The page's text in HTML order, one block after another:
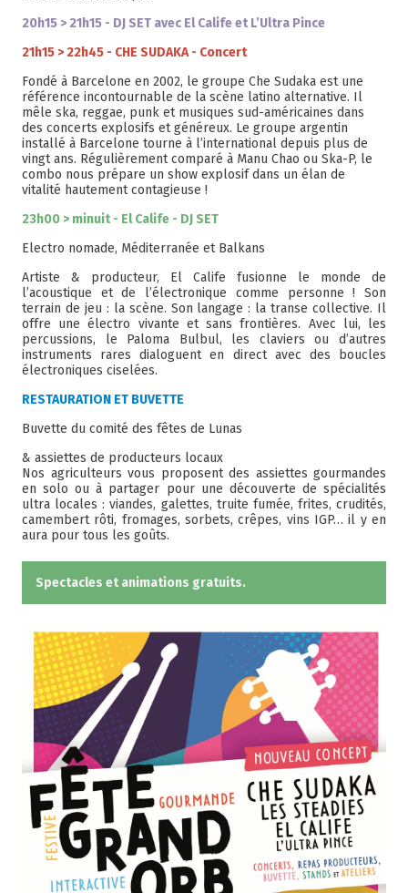
20h15 > 21h15 - DJ SET avec El Calife et L’Ultra Pince
21h15 > 22h45 - CHE SUDAKA - Concert
Fondé à Barcelone en 2002, le groupe Che Sudaka est une
référence incontournable de la scène latino alternative. Il
mêle ska, reggae, punk et musiques sud-américaines dans
des concerts explosifs et généreux. Le groupe argentin
installé à Barcelone tourne à l’international depuis plus de
vingt ans. Régulièrement comparé à Manu Chao ou Ska-P, le
combo nous prépare un show explosif dans un élan de
vitalité hautement contagieuse !
23h00 > minuit - El Calife - DJ SET
Electro nomade, Méditerranée et Balkans
Artiste & producteur, El Calife fusionne le monde de
l’acoustique et de l’électronique comme personne ! Son
terrain de jeu : la scène. Son langage : la transe collective. Il
offre une électro vivante et sans frontières. Avec lui, les
percussions, le Paloma Bulbul, les claviers ou d’autres
instruments rares dialoguent en direct avec des boucles
électroniques ciselées.
RESTAURATION ET BUVETTE
Buvette du comité des fêtes de Lunas
& assiettes de producteurs locaux
Nos agriculteurs vous proposent des assiettes gourmandes
en solo ou à partager pour une découverte de spécialités
ultra locales : viandes, galettes, truite fumée, frites, crudités,
camembert rôti, fromages, sorbets, crêpes, vins IGP… il y en
aura pour tous les goûts.
Spectacles et animations gratuits.